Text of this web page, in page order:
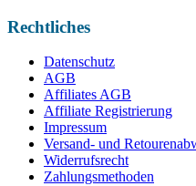
Rechtliches
Datenschutz
AGB
Affiliates AGB
Affiliate Registrierung
Impressum
Versand- und
Widerrufsrecht
Zahlungsmethoden